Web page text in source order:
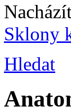
Sklony
Hledat